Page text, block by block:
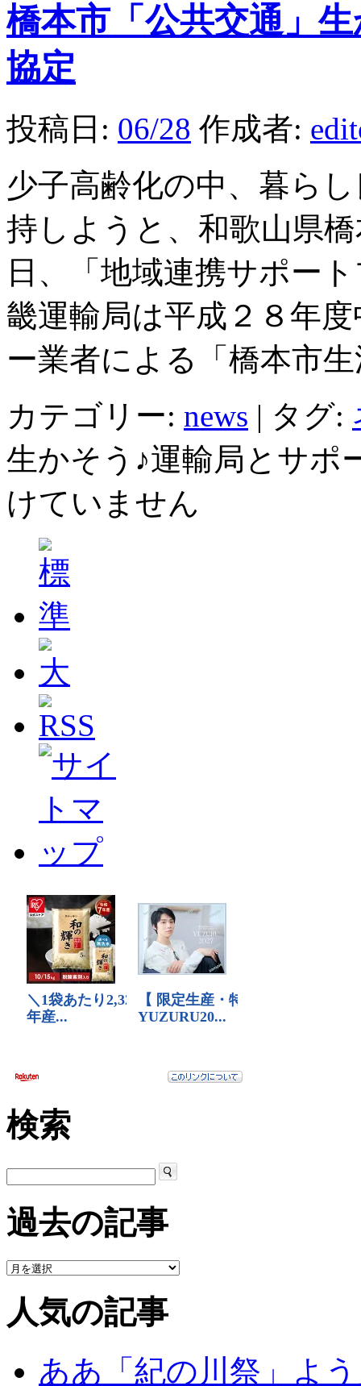
橋本市「公共交通」
協定
投稿日: 06/28 作成者:
少子高齢化の中、暮ら
持しようと、和歌山県
日、「地域連携サポー
畿運輸局は平成２８年
ー業者による「橋本市
カテゴリー: news | タグ:
生かそう♪運輸局とサポ
けていません
検索
過去の記事
人気の記事
ああ「紀の川祭」よ